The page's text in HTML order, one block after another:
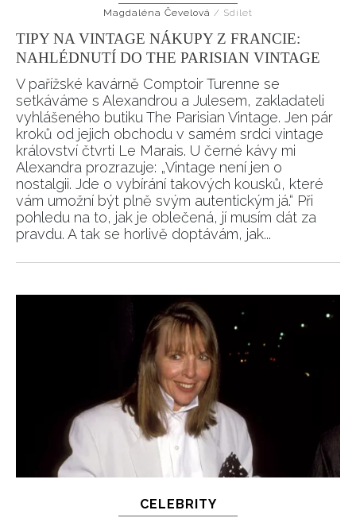
Magdaléna Čevelová / Sdílet
TIPY NA VINTAGE NÁKUPY Z FRANCIE:
NAHLÉDNUTÍ DO THE PARISIAN VINTAGE
V pařížské kavárně Comptoir Turenne se
setkáváme s Alexandrou a Julesem, zakladateli
vyhlášeného butiku The Parisian Vintage. Jen pár
kroků od jejich obchodu v samém srdci vintage
království čtvrti Le Marais. U černé kávy mi
Alexandra prozrazuje: „Vintage není jen o
nostalgii. Jde o vybírání takových kousků, které
vám umožní být plně svým autentickým já.“ Při
pohledu na to, jak je oblečená, jí musím dát za
pravdu. A tak se horlivě doptávám, jak...
CELEBRITY